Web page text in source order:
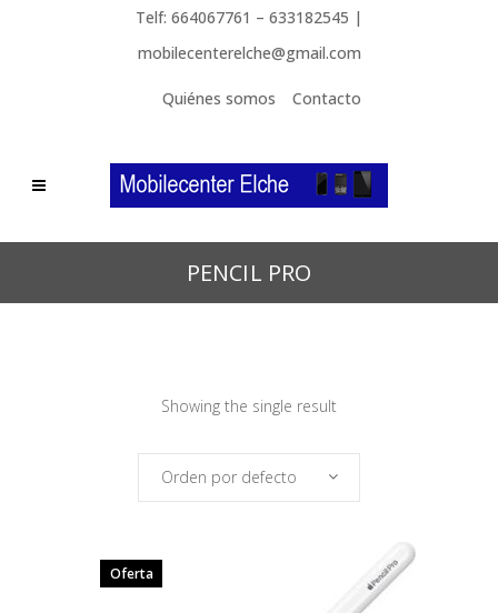
Telf: 664067761 – 633182545 |
mobilecenterelche@gmail.com
Quiénes somos Contacto
PENCIL PRO
Showing the single result
Orden por defecto
Oferta